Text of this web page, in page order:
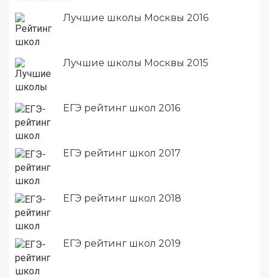
Лучшие школы Москвы 2016
Лучшие школы Москвы 2015
ЕГЭ рейтинг школ 2016
ЕГЭ рейтинг школ 2017
ЕГЭ рейтинг школ 2018
ЕГЭ рейтинг школ 2019